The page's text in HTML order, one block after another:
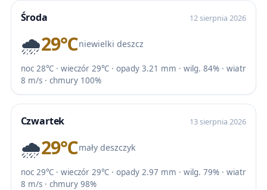
Środa 12 sierpnia 2026
🌧️29℃niewielki deszcz
noc 28℃ · wieczór 29℃ · opady 3.21 mm · wilg. 84% · wiatr
8 m/s · chmury 100%
Czwartek 13 sierpnia 2026
🌧️29℃mały deszczyk
noc 29℃ · wieczór 29℃ · opady 2.97 mm · wilg. 79% · wiatr
8 m/s · chmury 98%